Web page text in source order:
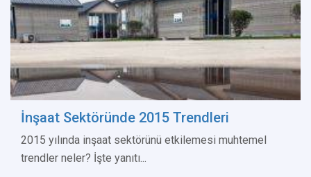
İnşaat Sektöründe 2015 Trendleri
2015 yılında inşaat sektörünü etkilemesi muhtemel
trendler neler? İşte yanıtı...